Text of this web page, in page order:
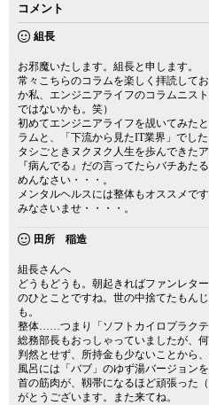
コメント
組長
お邪魔いたします。組長と申します。
常々こちらのコラムを楽しく拝読して
か私、エンジニアライフのコラムニス
ではないかも。笑）
初めてエンジニアライフを覘いてみた
ラムと、「下流から見たIT業界」でし
タシごときヌクヌク人生を歩んできた
『病んでる』だの言ってたらバチあた
めんなさい・・・。
メンタルヘルスには整体もオススメで
みなさいませ・・・・。
田所 稲造
組長さんへ
どうもどうも。朝起きればファンレタ
のひとことですね。世の中捨てたもん
も。
整体……つまり「ソフトカイロプラク
総務部長もおっしゃっていましたが、
判然とせず、所持金も少ないことから
風呂には「バブ」のゆず湯バージョンを
首の筋肉が、靱帯になるほど頑張った
がとうございます。また来てね。